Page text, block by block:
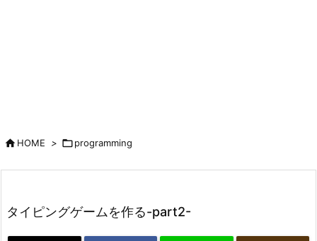
HOME > programming
タイピングゲームを作る-part2-